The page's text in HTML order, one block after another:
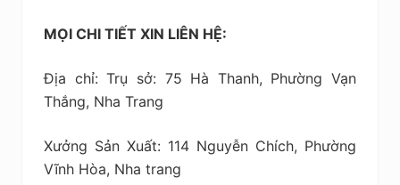
MỌI CHI TIẾT XIN LIÊN HỆ:
Địa chỉ: Trụ sở: 75 Hà Thanh, Phường Vạn
Thắng, Nha Trang
Xưởng Sản Xuất: 114 Nguyễn Chích, Phường
Vĩnh Hòa, Nha trang